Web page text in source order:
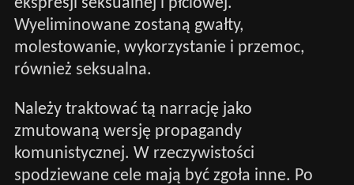
Wyeliminowane zostaną gwałty,
molestowanie, wykorzystanie i przemoc,
również seksualna.
Należy traktować tą narrację jako
zmutowaną wersję propagandy
komunistycznej. W rzeczywistości
spodziewane cele mają być zgoła inne. Po